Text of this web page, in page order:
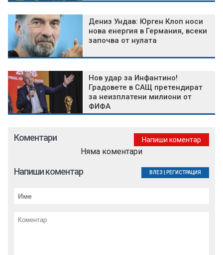
Дениз Ундав: Юрген Клоп носи
нова енергия в Германия, всеки
започва от нулата
Нов удар за Инфантино!
Градовете в САЩ претендират
за неизплатени милиони от
ФИФА
Коментари Напиши коментар
Няма коментари
Напиши коментар ВЛЕЗ РЕГИСТРАЦИЯ